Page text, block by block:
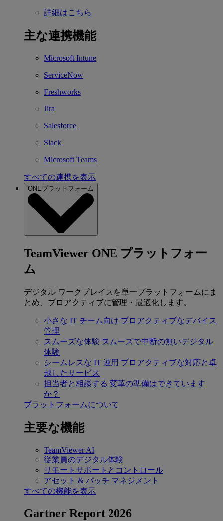
詳細はこちら
主な連携機能
Microsoft Intune
ServiceNow
Freshworks
Jira
Salesforce
Slack
Microsoft Teams
すべての連携を表示
ONEプラットフォーム
TeamViewer ONE プラットフォー
ム
デジタル ワークプレイスを単一プラットフォームにま
とめ、プロアクティブに管理・最適化します。
小さな IT チーム向け プロアクティブなデバイス
管理
スムーズな体験 スムーズで中断の無いデジタル
体験
シームレスな IT 運用 プロアクティブな対応と卓
越したサービス
担当者と相談する 変革の準備はできています
か？
プラットフォームについて
主要な機能
TeamViewer AI
従業員のデジタル体験
リモートサポートとコントロール
アセット & パッチ マネジメント
すべての機能を表示
Gartner Report 2026